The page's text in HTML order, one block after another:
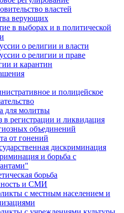
властей
верующих
в выборах и в политической
о религии и власти
о религии и праве
и карантин
и полицейское
для молитвы
в регистрации и ликвидация
объединений
от гонений
дискриминация
и борьба с
борьба
и СМИ
с местным населением и